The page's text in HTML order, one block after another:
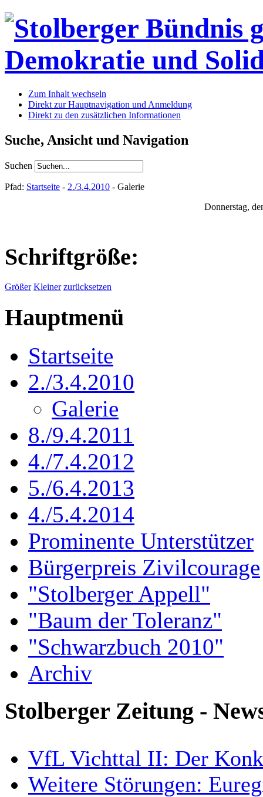
Zum Inhalt wechseln
Direkt zur Hauptnavigation und Anmeldung
Direkt zu den zusätzlichen Informationen
Suche, Ansicht und Navigation
Suchen
Pfad: Startseite - 2./3.4.2010 - Galerie
Donnerstag,
Schriftgröße:
Größer Kleiner zurücksetzen
Hauptmenü
Startseite
2./3.4.2010
Galerie
8./9.4.2011
4./7.4.2012
5./6.4.2013
4./5.4.2014
Prominente Unterstützer
Bürgerpreis Zivilcourage
"Stolberger Appell"
"Baum der Toleranz"
"Schwarzbuch 2010"
Archiv
Stolberger Zeitung -
VfL Vichttal II: Der
Weitere Störungen: